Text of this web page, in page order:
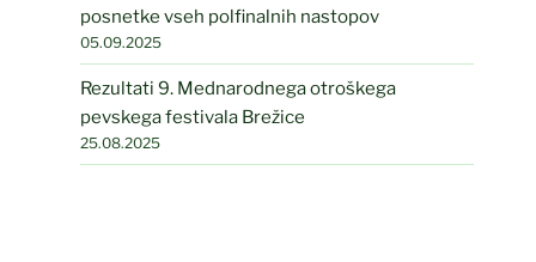
posnetke vseh polfinalnih nastopov
05.09.2025
Rezultati 9. Mednarodnega otroškega
pevskega festivala Brežice
25.08.2025